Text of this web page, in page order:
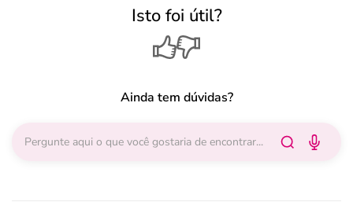
Isto foi útil?
Ainda tem dúvidas?